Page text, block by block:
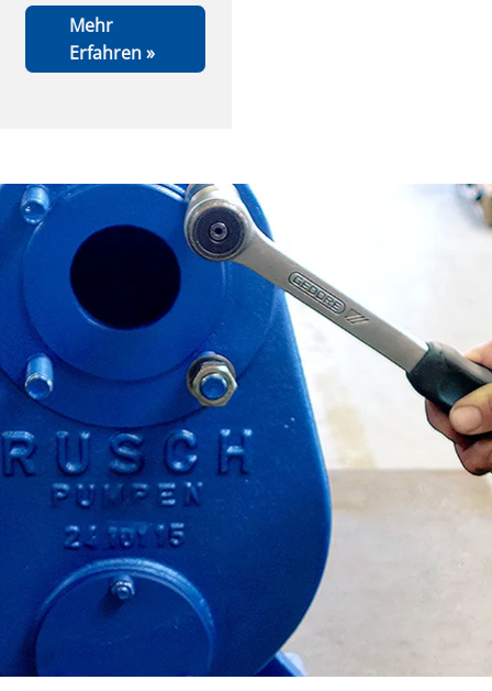
Mehr
Erfahren »